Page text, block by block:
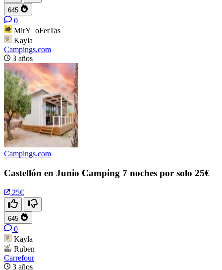
645
0
MirY_oFerTas
Kayla
Campings.com
3 años
Campings.com
Castellón en Junio Camping 7 noches por solo 25€
25€
645
0
Kayla
Ruben
Carrefour
3 años